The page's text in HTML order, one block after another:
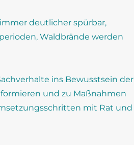
deutlicher spürbar,
Waldbrände werden
ins Bewusstsein der
und zu Maßnahmen
mit Rat und